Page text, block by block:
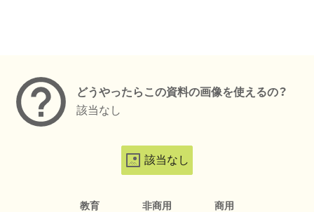
どうやったらこの資料の画像を使えるの？
該当なし
該当なし
教育 非商用 商用